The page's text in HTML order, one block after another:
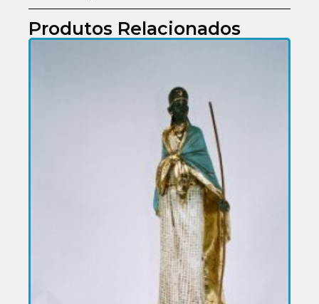
Produtos Relacionados